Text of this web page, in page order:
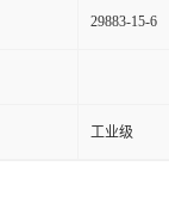
29883-15-6
工业级